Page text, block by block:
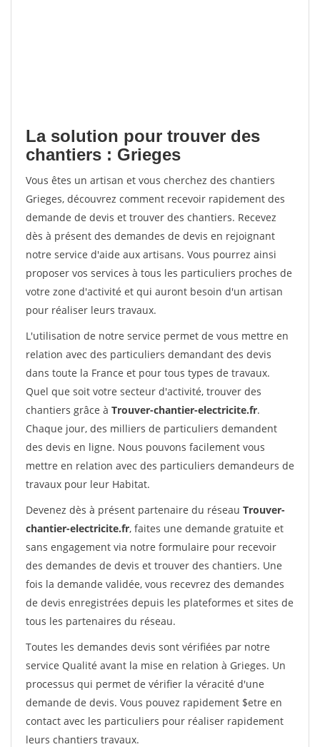
La solution pour trouver des
chantiers : Grieges
Vous êtes un artisan et vous cherchez des chantiers
Grieges, découvrez comment recevoir rapidement des
demande de devis et trouver des chantiers. Recevez
dès à présent des demandes de devis en rejoignant
notre service d'aide aux artisans. Vous pourrez ainsi
proposer vos services à tous les particuliers proches de
votre zone d'activité et qui auront besoin d'un artisan
pour réaliser leurs travaux.
L'utilisation de notre service permet de vous mettre en
relation avec des particuliers demandant des devis
dans toute la France et pour tous types de travaux.
Quel que soit votre secteur d'activité, trouver des
chantiers grâce à Trouver-chantier-electricite.fr.
Chaque jour, des milliers de particuliers demandent
des devis en ligne. Nous pouvons facilement vous
mettre en relation avec des particuliers demandeurs de
travaux pour leur Habitat.
Devenez dès à présent partenaire du réseau Trouver-
chantier-electricite.fr, faites une demande gratuite et
sans engagement via notre formulaire pour recevoir
des demandes de devis et trouver des chantiers. Une
fois la demande validée, vous recevrez des demandes
de devis enregistrées depuis les plateformes et sites de
tous les partenaires du réseau.
Toutes les demandes devis sont vérifiées par notre
service Qualité avant la mise en relation à Grieges. Un
processus qui permet de vérifier la véracité d'une
demande de devis. Vous pouvez rapidement $etre en
contact avec les particuliers pour réaliser rapidement
leurs chantiers travaux.